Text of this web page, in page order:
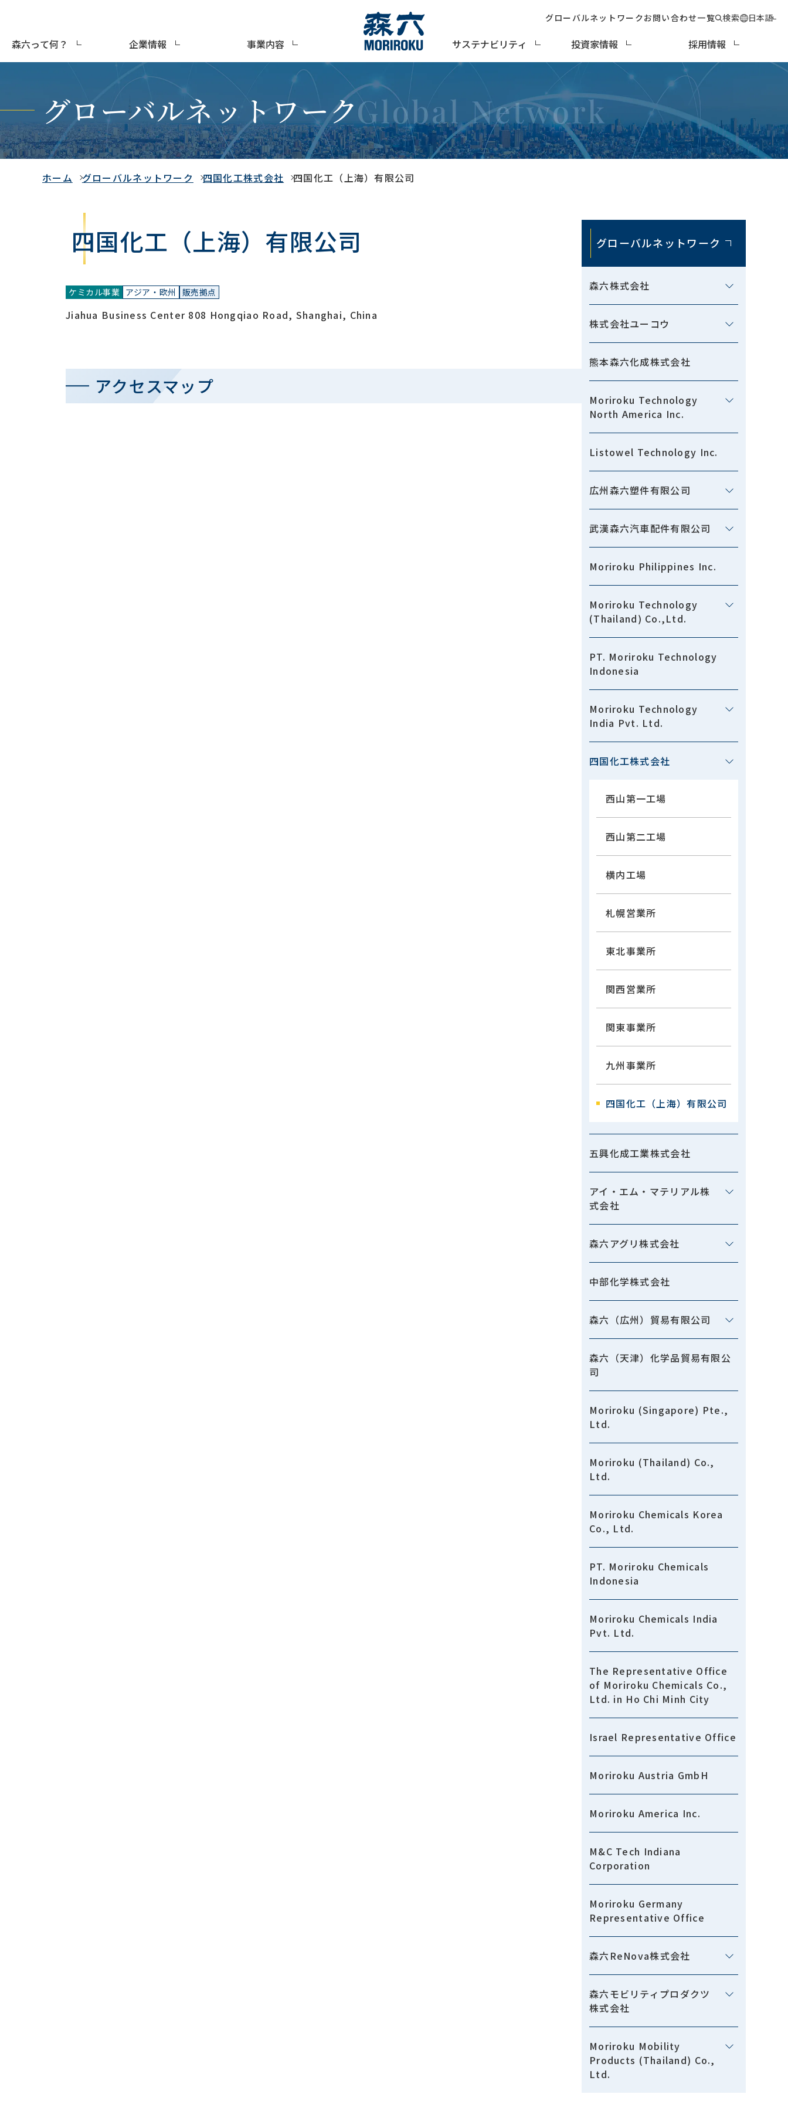
森六って何？ 企業情報 事業内容 サステナビリティ 投資家情報 採用情報
グローバルネットワークお問い合わせ一覧 検索 日本語
グローバルネットワーク
ホーム グローバルネットワーク 四国化工株式会社 四国化工（上海）有限公司
グローバルネットワーク
森六株式会社
株式会社ユーコウ
熊本森六化成株式会社
Moriroku Technology
North America Inc.
Listowel Technology Inc.
広州森六塑件有限公司
武漢森六汽車配件有限公司
Moriroku Philippines Inc.
Moriroku Technology
(Thailand) Co.,Ltd.
PT. Moriroku Technology
Indonesia
Moriroku Technology
India Pvt. Ltd.
四国化工株式会社
西山第一工場
西山第二工場
横内工場
札幌営業所
東北事業所
関西営業所
関東事業所
九州事業所
四国化工（上海）有限公司
五興化成工業株式会社
アイ・エム・マテリアル株
式会社
森六アグリ株式会社
中部化学株式会社
森六（広州）貿易有限公司
森六（天津）化学品貿易有限公
司
Moriroku (Singapore) Pte.,
Ltd.
Moriroku (Thailand) Co.,
Ltd.
Moriroku Chemicals Korea
Co., Ltd.
PT. Moriroku Chemicals
Indonesia
Moriroku Chemicals India
Pvt. Ltd.
The Representative Office
of Moriroku Chemicals Co.,
Ltd. in Ho Chi Minh City
Israel Representative Office
Moriroku Austria GmbH
Moriroku America Inc.
M&C Tech Indiana
Corporation
Moriroku Germany
Representative Office
森六ReNova株式会社
森六モビリティプロダクツ
株式会社
Moriroku Mobility
Products (Thailand) Co.,
Ltd.
四国化工（上海）有限公司
ケミカル事業 アジア・欧州 販売拠点
Jiahua Business Center 808 Hongqiao Road, Shanghai, China
アクセスマップ